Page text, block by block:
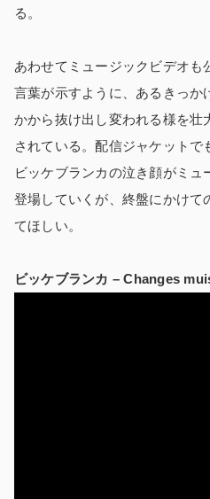
る。
あわせてミュージックビデオも
言葉が示すように、あるきっか
かから抜け出し変われる様を壮
されている。配信ジャケットで
ビッケブランカの泣き顔がミュ
登場していくが、終盤にかけて
てほしい。
ビッケブランカ – Changes